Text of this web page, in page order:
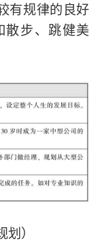
有规律的良好
散步、跳健美
）